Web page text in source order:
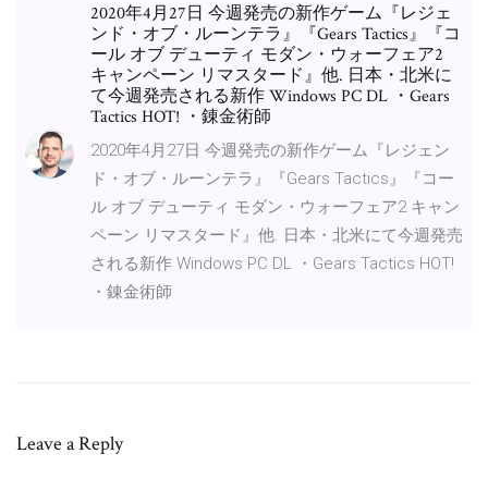
2020年4月27日 今週発売の新作ゲーム『レジェ
ンド・オブ・ルーンテラ』『Gears Tactics』『コ
ール オブ デューティ モダン・ウォーフェア2
キャンペーン リマスタード』他. 日本・北米に
て今週発売される新作 Windows PC DL ・Gears
Tactics HOT! ・錬金術師
2020年4月27日 今週発売の新作ゲーム『レジェン
ド・オブ・ルーンテラ』『Gears Tactics』『コー
ル オブ デューティ モダン・ウォーフェア2 キャン
ペーン リマスタード』他. 日本・北米にて今週発売
される新作 Windows PC DL ・Gears Tactics HOT!
・錬金術師
Leave a Reply